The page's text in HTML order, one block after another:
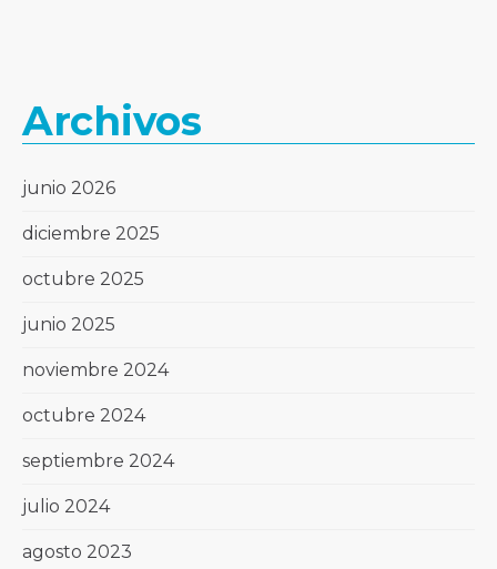
Archivos
junio 2026
diciembre 2025
octubre 2025
junio 2025
noviembre 2024
octubre 2024
septiembre 2024
julio 2024
agosto 2023